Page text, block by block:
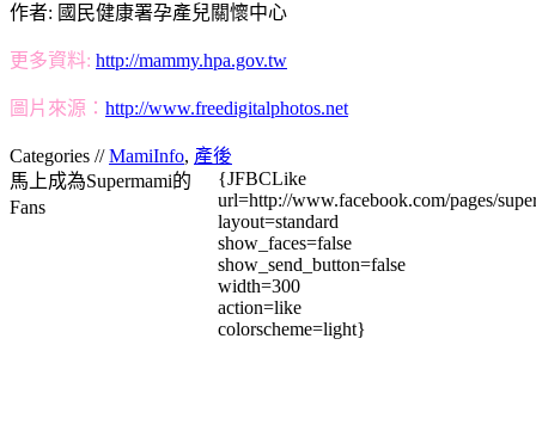
作者: 國民健康署孕產兒關懷中心
更多資料: http://mammy.hpa.gov.tw
圖片來源： http://www.freedigitalphotos.net
Categories //MamiInfo, 產後
馬上成為Supermami的
Fans
{JFBCLike
url=http://www.facebook.com/pages/
layout=standard
show_faces=false
show_send_button=false
width=300
action=like
colorscheme=light}